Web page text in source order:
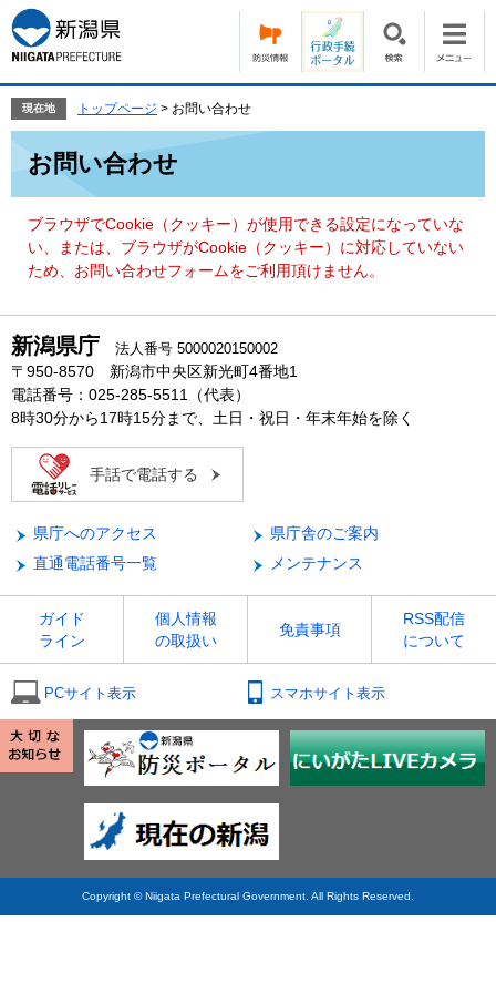
ー
ジ
の
頭
す。
ニ
ュ
ー
飛
て
現在地 トップページ > お問い合わせ
お問い合わせ
ブラウザでCookie（クッキー）が使用できる設定になっていな
い、または、ブラウザがCookie（クッキー）に対応していない
ため、お問い合わせフォームをご利用頂けません。
新潟県庁 法人番号 5000020150002
〒950-8570 新潟市中央区新光町4番地1
電話番号：025-285-5511（代表）
8時30分から17時15分まで、土日・祝日・年末年始を除く
手話で電話する
県庁へのアクセス
県庁舎のご案内
直通電話番号一覧
メンテナンス
ガイド
ライン
個人情報
の取扱い
免責事項
RSS配信
について
PCサイト表示 スマホサイト表示
Copyright © Niigata Prefectural Government. All Rights Reserved.